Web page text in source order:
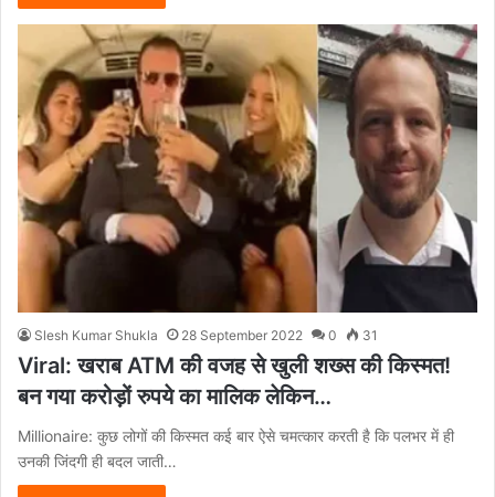
Slesh Kumar Shukla 28 September 2022 0 31
Viral: खराब ATM की वजह से खुली शख्स की किस्मत!
बन गया करोड़ों रुपये का मालिक लेकिन…
Millionaire: कुछ लोगों की किस्मत कई बार ऐसे चमत्कार करती है कि पलभर में ही
उनकी जिंदगी ही बदल जाती…